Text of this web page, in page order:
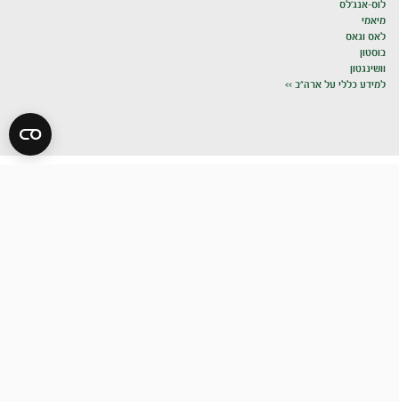
לוס-אנג'לס
מיאמי
לאס וגאס
בוסטון
וושינגטון
למידע כללי על ארה"ב >>